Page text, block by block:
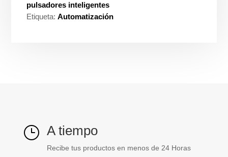
pulsadores inteligentes
Etiqueta:Automatización
} A tiempo
Recibe tus productos en menos de 24 Horas